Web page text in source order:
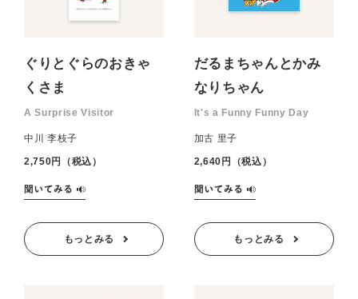
ぐりとぐらのおきゃ
くさま
A Surprise Visitor
中川 李枝子
2,750円（税込）
もっとみる
だるまちゃんとかみ
なりちゃん
It's a Funny Funny Day
加古 里子
2,640円（税込）
もっとみる